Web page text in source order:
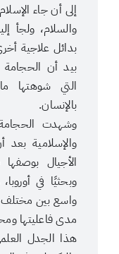
إلى أن جاء
والسلام، ولجأ
بدائل علاجية
بيد أن الحجامة
التي شوهتها
بالإنسان.
وشهدت الحجامة
والإسلامية
الأجيال
وبحثيًا في
واسع بين مختلف
مدى فاعليتها
هذا الجدل